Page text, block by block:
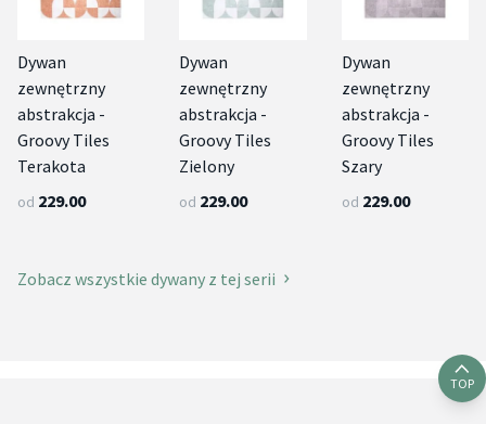
Dywan
zewnętrzny
abstrakcja -
Groovy Tiles
Terakota
od 229.00
Dywan
zewnętrzny
abstrakcja -
Groovy Tiles
Zielony
od 229.00
Dywan
zewnętrzny
abstrakcja -
Groovy Tiles
Szary
od 229.00
Zobacz wszystkie dywany z tej serii
TOP